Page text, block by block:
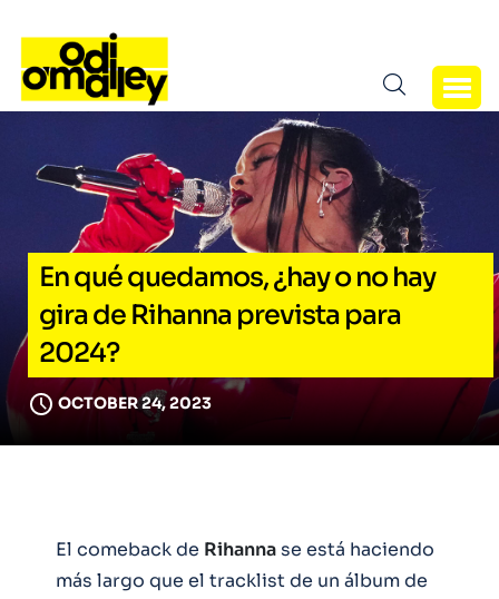
En qué quedamos, ¿hay o no hay
gira de Rihanna prevista para
2024?
OCTOBER 24, 2023
El comeback de Rihannase está haciendo
más largo que el tracklist de un álbum de